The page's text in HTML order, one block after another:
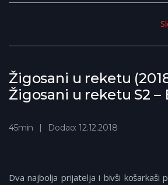
Žigosani u reketu
Žigosani u reketu S2 –
45min Dodao: 12.12.2018
Dva najbolja prijatelja i bivši košarkaši